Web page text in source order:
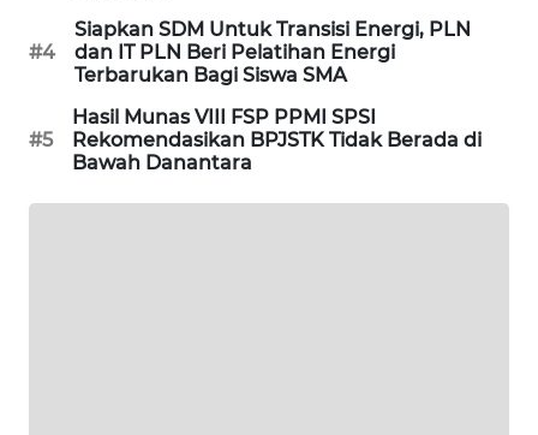
#4
Siapkan SDM Untuk Transisi Energi, PLN
dan IT PLN Beri Pelatihan Energi
Terbarukan Bagi Siswa SMA
#5
Hasil Munas VIII FSP PPMI SPSI
Rekomendasikan BPJSTK Tidak Berada di
Bawah Danantara
METRO
SIANTAR
NEWS
METRO
MEDAN